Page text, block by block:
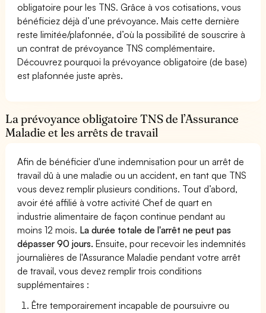
obligatoire pour les TNS. Grâce à vos cotisations, vous
bénéficiez déjà d’une prévoyance. Mais cette dernière
reste limitée/plafonnée, d’où la possibilité de souscrire à
un contrat de prévoyance TNS complémentaire.
Découvrez pourquoi la prévoyance obligatoire (de base)
est plafonnée juste après.
La prévoyance obligatoire TNS de l’Assurance
Maladie et les arrêts de travail
Afin de bénéficier d'une indemnisation pour un arrêt de
travail dû à une maladie ou un accident, en tant que TNS
vous devez remplir plusieurs conditions. Tout d’abord,
avoir été affilié à votre activité Chef de quart en
industrie alimentaire de façon continue pendant au
moins 12 mois. La durée totale de l'arrêt ne peut pas
dépasser 90 jours. Ensuite, pour recevoir les indemnités
journalières de l'Assurance Maladie pendant votre arrêt
de travail, vous devez remplir trois conditions
supplémentaires :
Être temporairement incapable de poursuivre ou